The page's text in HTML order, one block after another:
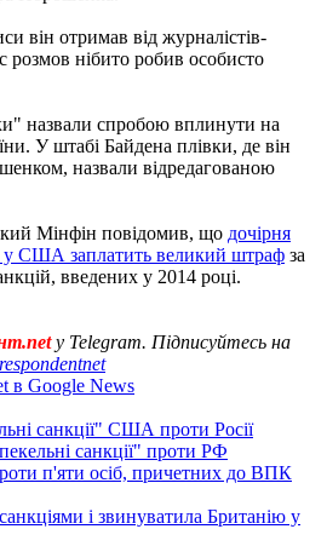
він отримав від журналістів-
розмов нібито робив особисто
назвали спробою вплинути на
У штабі Байдена плівки, де він
назвали відредагованою
Мінфін повідомив, що дочірня
у США заплатить великий штраф за
введених у 2014 році.
у Telegram. Підписуйтесь на
в Google News
санкції" США проти Росії
санкції" проти РФ
п'яти осіб, причетних до ВПК
і звинуватила Британію у